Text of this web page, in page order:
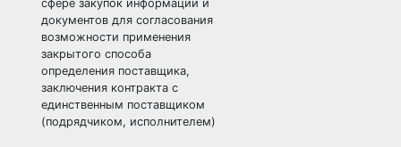
сфере закупок информации и
документов для согласования
возможности применения
закрытого способа
определения поставщика,
заключения контракта с
единственным поставщиком
(подрядчиком, исполнителем)